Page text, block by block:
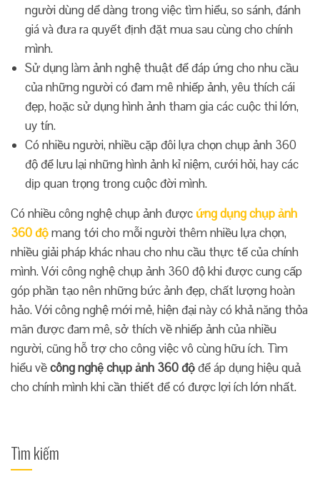
người dùng dể dàng trong việc tìm hiểu, so sánh, đánh
giá và đưa ra quyết định đặt mua sau cùng cho chính
mình.
Sử dụng làm ảnh nghệ thuật để đáp ứng cho nhu cầu
của những người có đam mê nhiếp ảnh, yêu thích cái
đẹp, hoặc sử dụng hình ảnh tham gia các cuộc thi lớn,
uy tín.
Có nhiều người, nhiều cặp đôi lựa chọn chụp ảnh 360
độ để lưu lại những hình ảnh kỉ niệm, cưới hỏi, hay các
dịp quan trọng trong cuộc đời mình.
Có nhiều công nghệ chụp ảnh được ứng dụng chụp ảnh
360 độmang tới cho mỗi người thêm nhiều lựa chọn,
nhiều giải pháp khác nhau cho nhu cầu thực tế của chính
mình. Với công nghệ chụp ảnh 360 độ khi được cung cấp
góp phần tạo nên những bức ảnh đẹp, chất lượng hoàn
hảo. Với công nghệ mới mẻ, hiện đại này có khả năng thỏa
mãn được đam mê, sở thích về nhiếp ảnh của nhiều
người, cũng hỗ trợ cho công việc vô cùng hữu ích. Tìm
hiểu vềcông nghệ chụp ảnh 360 độđể áp dụng hiệu quả
cho chính mình khi cần thiết để có được lợi ích lớn nhất.
Tìm kiếm